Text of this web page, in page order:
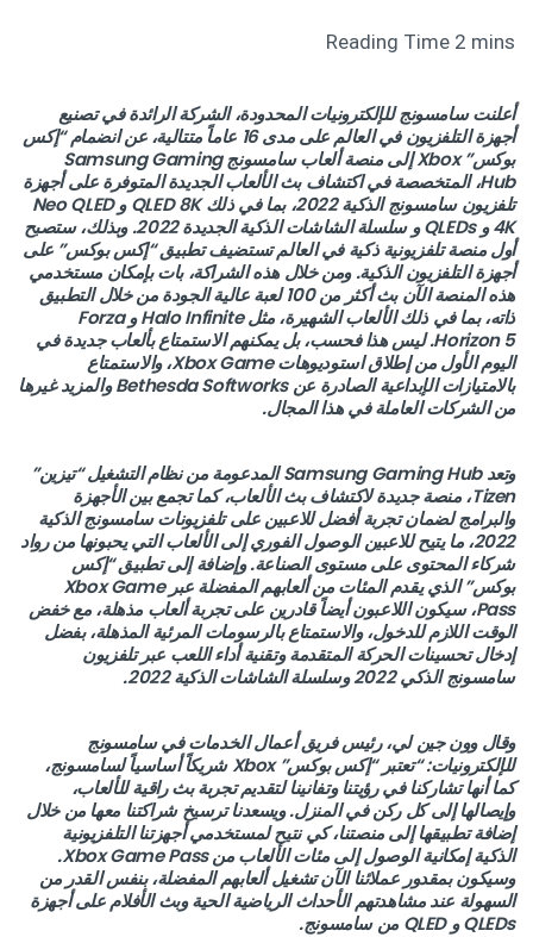
أعلنت سامسونج للإلكترونيات المحدودة، الشركة الرائدة في تصنيع
أجهزة التلفزيون في العالم على مدى 16 عاماً متتالية، عن انضمام “إكس
بوكس” Xbox إلى منصة ألعاب سامسونج Samsung Gaming
Hub، المتخصصة في اكتشاف بث الألعاب الجديدة المتوفرة على أجهزة
تلفزيون سامسونج الذكية 2022، بما في ذلك QLED 8K و Neo QLED
4K و QLEDs و سلسلة الشاشات الذكية الجديدة 2022. وبذلك، ستصبح
أول منصة تلفزيونية ذكية في العالم تستضيف تطبيق “إكس بوكس” على
أجهزة التلفزيون الذكية. ومن خلال هذه الشراكة، بات بإمكان مستخدمي
هذه المنصة الآن بث أكثر من 100 لعبة عالية الجودة من خلال التطبيق
ذاته، بما في ذلك الألعاب الشهيرة، مثل Halo Infinite و Forza
Horizon 5. ليس هذا فحسب، بل يمكنهم الاستمتاع بألعاب جديدة في
اليوم الأول من إطلاق استوديوهات Xbox Game، والاستمتاع
بالامتيازات الإبداعية الصادرة عن Bethesda Softworks والمزيد غيرها
من الشركات العاملة في هذا المجال.
وتعد Samsung Gaming Hub المدعومة من نظام التشغيل “تيزين”
Tizen، منصة جديدة لاكتشاف بث الألعاب، كما تجمع بين الأجهزة
والبرامج لضمان تجربة أفضل للاعبين على تلفزيونات سامسونج الذكية
2022، ما يتيح للاعبين الوصول الفوري إلى الألعاب التي يحبونها من رواد
شركاء المحتوى على مستوى الصناعة. وإضافة إلى تطبيق “إكس
بوكس” الذي يقدم المئات من ألعابهم المفضلة عبر Xbox Game
Pass، سيكون اللاعبون أيضاً قادرين على تجربة ألعاب مذهلة، مع خفض
الوقت اللازم للدخول، والاستمتاع بالرسومات المرئية المذهلة، بفضل
إدخال تحسينات الحركة المتقدمة وتقنية أداء اللعب عبر تلفزيون
سامسونج الذكي 2022 وسلسلة الشاشات الذكية 2022.
وقال وون جين لي، رئيس فريق أعمال الخدمات في سامسونج
للإلكترونيات: “تعتبر “إكس بوكس” Xbox شريكاً أساسياً لسامسونج،
كما أنها تشاركنا في رؤيتنا وتفانينا لتقديم تجربة بث راقية للألعاب،
وإيصالها إلى كل ركن في المنزل. ويسعدنا ترسيخ شراكتنا معها من خلال
إضافة تطبيقها إلى منصتنا، كي نتيح لمستخدمي أجهزتنا التلفزيونية
الذكية إمكانية الوصول إلى مئات الألعاب من Xbox Game Pass.
وسيكون بمقدور عملائنا الآن تشغيل ألعابهم المفضلة، بنفس القدر من
السهولة عند مشاهدتهم الأحداث الرياضية الحية وبث الأفلام على أجهزة
QLEDs و QLED من سامسونج.